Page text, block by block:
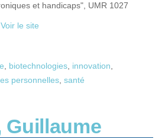
et handicaps", UMR 1027
Voir le site
, biotechnologies, innovation,
personnelles, santé
Guillaume